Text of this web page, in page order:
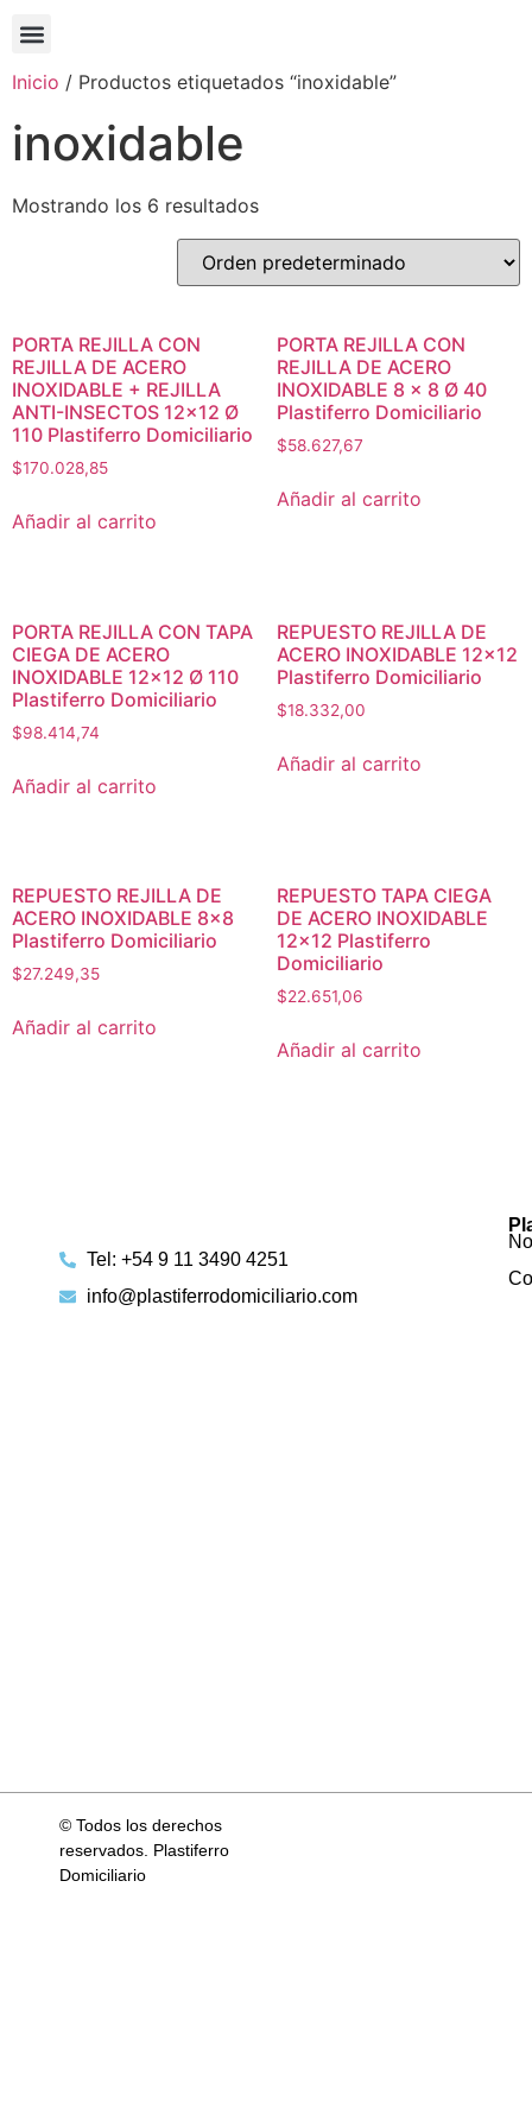
Inicio / Productos etiquetados “inoxidable”
inoxidable
Mostrando los 6 resultados
PORTA REJILLA CON
REJILLA DE ACERO
INOXIDABLE + REJILLA
ANTI-INSECTOS 12×12 Ø
110 Plastiferro Domiciliario
$170.028,85
Añadir al carrito
PORTA REJILLA CON
REJILLA DE ACERO
INOXIDABLE 8 x 8 Ø 40
Plastiferro Domiciliario
$58.627,67
Añadir al carrito
PORTA REJILLA CON TAPA
CIEGA DE ACERO
INOXIDABLE 12×12 Ø 110
Plastiferro Domiciliario
$98.414,74
Añadir al carrito
REPUESTO REJILLA DE
ACERO INOXIDABLE 12×12
Plastiferro Domiciliario
$18.332,00
Añadir al carrito
REPUESTO REJILLA DE
ACERO INOXIDABLE 8×8
Plastiferro Domiciliario
$27.249,35
Añadir al carrito
REPUESTO TAPA CIEGA
DE ACERO INOXIDABLE
12×12 Plastiferro
Domiciliario
$22.651,06
Añadir al carrito
Tel: +54 9 11 3490 4251
info@plastiferrodomiciliario.com
© Todos los derechos
reservados. Plastiferro
Domiciliario